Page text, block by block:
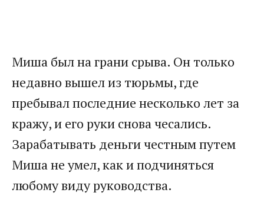
Миша был на грани срыва. Он только
недавно вышел из тюрьмы, где
пребывал последние несколько лет за
кражу, и его руки снова чесались.
Зарабатывать деньги честным путем
Миша не умел, как и подчиняться
любому виду руководства.